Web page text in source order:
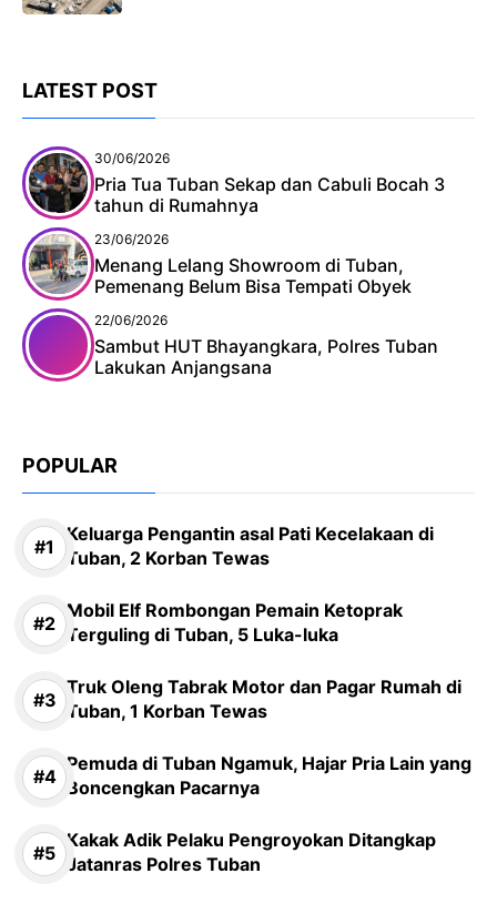
LATEST POST
30/06/2026
Pria Tua Tuban Sekap dan Cabuli Bocah 3
tahun di Rumahnya
23/06/2026
Menang Lelang Showroom di Tuban,
Pemenang Belum Bisa Tempati Obyek
22/06/2026
Sambut HUT Bhayangkara, Polres Tuban
Lakukan Anjangsana
POPULAR
Keluarga Pengantin asal Pati Kecelakaan di
Tuban, 2 Korban Tewas
Mobil Elf Rombongan Pemain Ketoprak
Terguling di Tuban, 5 Luka-luka
Truk Oleng Tabrak Motor dan Pagar Rumah di
Tuban, 1 Korban Tewas
Pemuda di Tuban Ngamuk, Hajar Pria Lain yang
Boncengkan Pacarnya
Kakak Adik Pelaku Pengroyokan Ditangkap
Jatanras Polres Tuban